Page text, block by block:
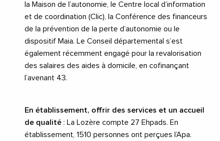
la Maison de l’autonomie, le Centre local d’information
et de coordination (Clic), la Conférence des financeurs
de la prévention de la perte d’autonomie ou le
dispositif Maia. Le Conseil départemental s’est
également récemment engagé pour la revalorisation
des salaires des aides à domicile, en cofinançant
l’avenant 43.
En établissement, offrir des services et un accueil
de qualité : La Lozère compte 27 Ehpads. En
établissement, 1510 personnes ont perçues l’Apa.